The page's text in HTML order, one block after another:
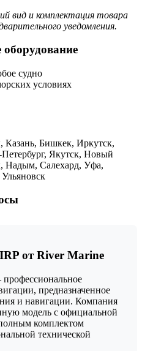
вид и комплектация товара
уведомления.
судно
условиях
Казань, Бишкек, Иркутск,
Якутск, Новый
Надым, Салехард, Уфа,
от River Marine
предназначенное
и навигации. Компания
модель с официальной
комплектом
технической